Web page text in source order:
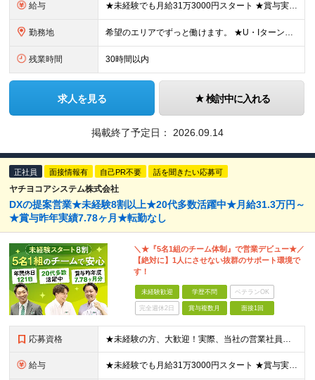
給与 ★未経験でも月給31万3000円スタート ★賞与実績7.78ヶ月分（昨年度） 月給31万3000円～36万5000円（一律営業手当含む）＋販売奨励金＋賞与年2回 ☆入社1～3年目では最高月収40万～
勤務地 希望のエリアでずっと働けます。 ★U・Iターン大歓迎！ ★特に「岡山・広島・福岡・名古屋・横浜」は採用強化中です！ 【東北】 ■東北支店 宮城県仙台市若林区卸町2-1-19 【関東】 ■横浜営業所
残業時間 30時間以内
求人を見る 検討中に入れる
掲載終了予定日： 2026.09.14
正社員 面接情報有 自己PR不要 話を聞きたい応募可
ヤチヨコアシステム株式会社
DXの提案営業★未経験8割以上★20代多数活躍中★月給31.3万円～
★賞与昨年実績7.78ヶ月★転勤なし
＼★『5名1組のチーム体制』で営業デビュー★／
【絶対に】1人にさせない抜群のサポート環境で
す！
未経験歓迎 学歴不問 ベテランOK
完全週休2日 賞与複数月 面接1回
応募資格 ★未経験の方、大歓迎！実際、当社の営業社員の8〜9割が未経験からのスタートです。 ■学歴不問 ■32歳以下の方（若年層の長期キャリア形成のため） ■第二新卒／社会人未経験の方もOK ＼こんな方を歓迎
給与 ★未経験でも月給31万3000円スタート ★賞与実績7.78ヶ月分（昨年度） 月給31万3000円～36万5000円（一律営業手当含む）＋販売奨励金＋賞与年2回 ☆入社1～3年目では最高月収40万～